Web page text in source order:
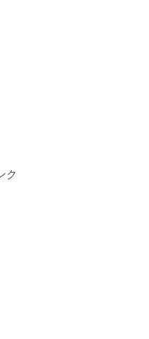
ク